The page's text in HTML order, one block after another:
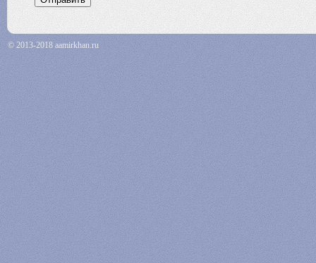
© 2013-2018 aamirkhan.ru